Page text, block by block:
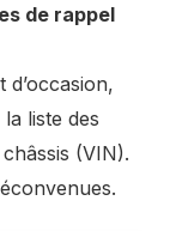
de rappel
liste des
(VIN).